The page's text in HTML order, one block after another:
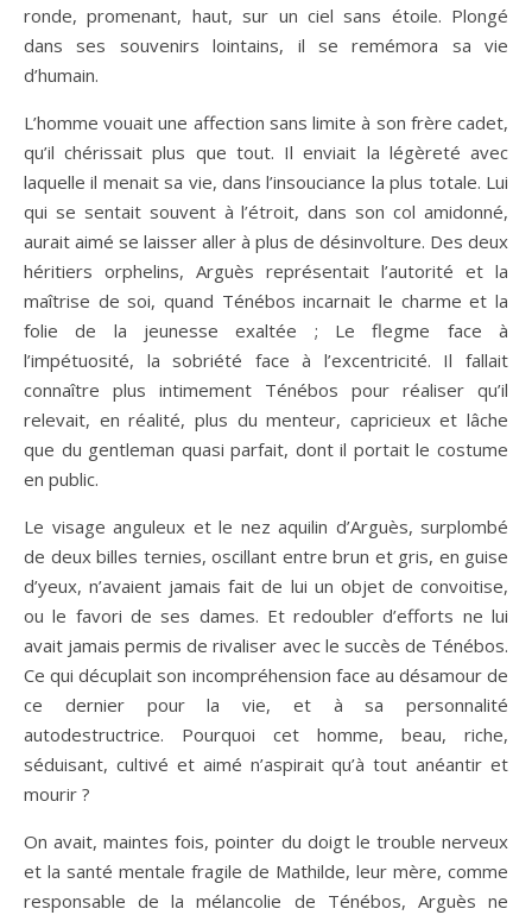
ronde, promenant, haut, sur un ciel sans étoile. Plongé
dans ses souvenirs lointains, il se remémora sa vie
d’humain.
L’homme vouait une affection sans limite à son frère cadet,
qu’il chérissait plus que tout. Il enviait la légèreté avec
laquelle il menait sa vie, dans l’insouciance la plus totale. Lui
qui se sentait souvent à l’étroit, dans son col amidonné,
aurait aimé se laisser aller à plus de désinvolture. Des deux
héritiers orphelins, Arguès représentait l’autorité et la
maîtrise de soi, quand Ténébos incarnait le charme et la
folie de la jeunesse exaltée ; Le flegme face à
l’impétuosité, la sobriété face à l’excentricité. Il fallait
connaître plus intimement Ténébos pour réaliser qu’il
relevait, en réalité, plus du menteur, capricieux et lâche
que du gentleman quasi parfait, dont il portait le costume
en public.
Le visage anguleux et le nez aquilin d’Arguès, surplombé
de deux billes ternies, oscillant entre brun et gris, en guise
d’yeux, n’avaient jamais fait de lui un objet de convoitise,
ou le favori de ses dames. Et redoubler d’efforts ne lui
avait jamais permis de rivaliser avec le succès de Ténébos.
Ce qui décuplait son incompréhension face au désamour de
ce dernier pour la vie, et à sa personnalité
autodestructrice. Pourquoi cet homme, beau, riche,
séduisant, cultivé et aimé n’aspirait qu’à tout anéantir et
mourir ?
On avait, maintes fois, pointer du doigt le trouble nerveux
et la santé mentale fragile de Mathilde, leur mère, comme
responsable de la mélancolie de Ténébos, Arguès ne